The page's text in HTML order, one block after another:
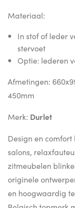
Materiaal:
In stof of leder
stervoet
Optie: lederen
Afmetingen:
450mm
Merk: Durlet
Design en comfort
salons,
zitmeubelen
originele
en hoogwaardig